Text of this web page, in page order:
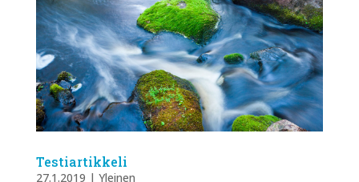
Testiartikkeli
27.1.2019 | Yleinen